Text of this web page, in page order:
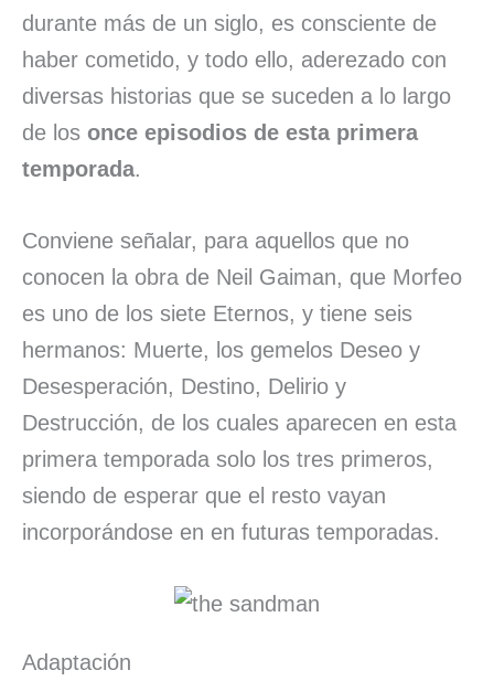
durante más de un siglo, es consciente de
haber cometido, y todo ello, aderezado con
diversas historias que se suceden a lo largo
de los once episodios de esta primera
temporada.
Conviene señalar, para aquellos que no
conocen la obra de Neil Gaiman, que Morfeo
es uno de los siete Eternos, y tiene seis
hermanos: Muerte, los gemelos Deseo y
Desesperación, Destino, Delirio y
Destrucción, de los cuales aparecen en esta
primera temporada solo los tres primeros,
siendo de esperar que el resto vayan
incorporándose en en futuras temporadas.
Adaptación